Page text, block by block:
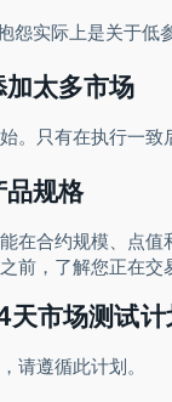
怨实际上是关于低
太多市场
。只有在执行一致
品规格
在合约规模、点值
前，了解您正在交
天市场测试计
请遵循此计划。